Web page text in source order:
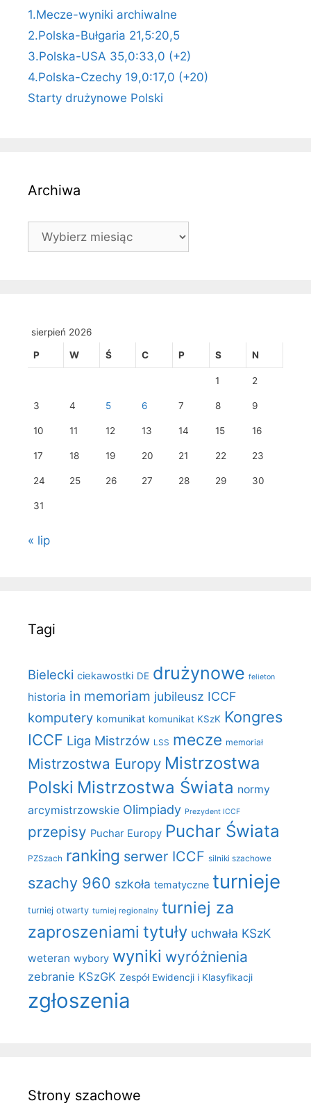
1.Mecze-wyniki archiwalne
2.Polska-Bułgaria 21,5:20,5
3.Polska-USA 35,0:33,0 (+2)
4.Polska-Czechy 19,0:17,0 (+20)
Starty drużynowe Polski
Archiwa
Archiwa
sierpień 2026
P W Ś C P S N
1 2
3 4 5 6 7 8 9
10 11 12 13 14 15 16
17 18 19 20 21 22 23
24 25 26 27 28 29 30
31
« lip
Tagi
Bielecki ciekawostki DE drużynowe felieton
historia in memoriam jubileusz ICCF
komputery komunikat komunikat KSzK Kongres
ICCF Liga Mistrzów LSS mecze memoriał
Mistrzostwa Europy Mistrzostwa
Polski Mistrzostwa Świata normy
arcymistrzowskie Olimpiady Prezydent ICCF
przepisy Puchar Europy Puchar Świata
PZSzach ranking serwer ICCF silniki szachowe
szachy 960 szkoła tematyczne turnieje
turniej otwarty turniej regionalny turniej za
zaproszeniami tytuły uchwała KSzK
weteran wybory wyniki wyróżnienia
zebranie KSzGK Zespół Ewidencji i Klasyfikacji
zgłoszenia
Strony szachowe